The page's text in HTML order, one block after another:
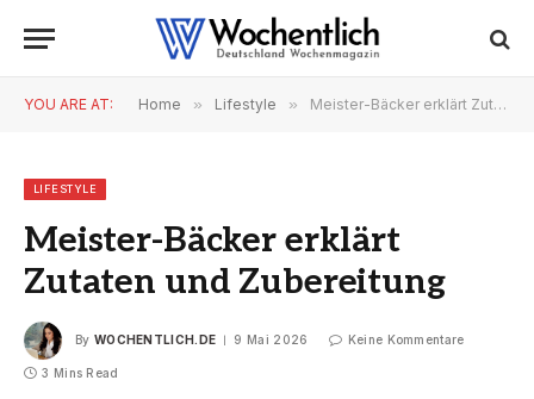
YOU ARE AT: Home » Lifestyle » Meister-Bäcker erklärt Zutaten und Zubereitung
LIFESTYLE
Meister-Bäcker erklärt
Zutaten und Zubereitung
By WOCHENTLICH.DE 9 Mai 2026 Keine Kommentare
3 Mins Read